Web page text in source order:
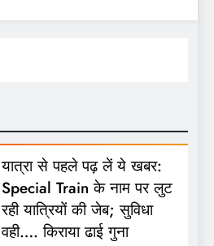
यात्रा से पहले पढ़ लें ये खबर:
Special Train के नाम पर लुट
रही यात्रियों की जेब; सुविधा
वही…. किराया ढाई गुना